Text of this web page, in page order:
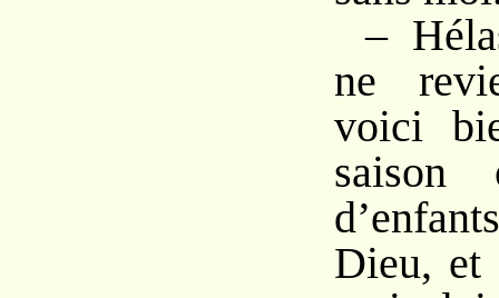
–
ne
voici
saison
Dieu, et